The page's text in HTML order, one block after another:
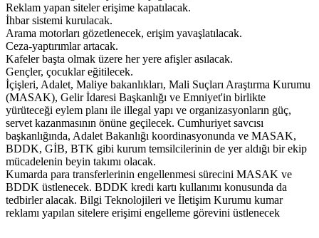
Reklam yapan siteler erişime kapatılacak.
İhbar sistemi kurulacak.
Arama motorları gözetlenecek, erişim yavaşlatılacak.
Ceza-yaptırımlar artacak.
Kafeler başta olmak üzere her yere afişler asılacak.
Gençler, çocuklar eğitilecek.
İçişleri, Adalet, Maliye bakanlıkları, Mali Suçları Araştırma Kurumu
(MASAK), Gelir İdaresi Başkanlığı ve Emniyet'in birlikte
yürüteceği eylem planı ile illegal yapı ve organizasyonların güç,
servet kazanmasının önüne geçilecek. Cumhuriyet savcısı
başkanlığında, Adalet Bakanlığı koordinasyonunda ve MASAK,
BDDK, GİB, BTK gibi kurum temsilcilerinin de yer aldığı bir ekip
mücadelenin beyin takımı olacak.
Kumarda para transferlerinin engellenmesi sürecini MASAK ve
BDDK üstlenecek. BDDK kredi kartı kullanımı konusunda da
tedbirler alacak. Bilgi Teknolojileri ve İletişim Kurumu kumar
reklamı yapılan sitelere erişimi engelleme görevini üstlenecek